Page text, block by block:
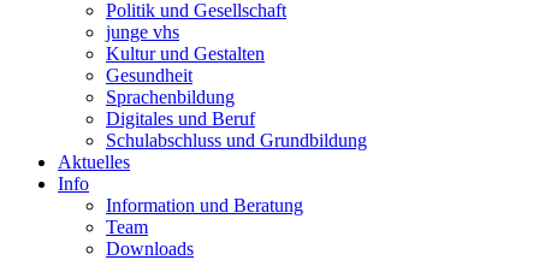
Politik und Gesellschaft
junge vhs
Kultur und Gestalten
Gesundheit
Sprachenbildung
Digitales und Beruf
Schulabschluss und Grundbildung
Aktuelles
Info
Information und Beratung
Team
Downloads